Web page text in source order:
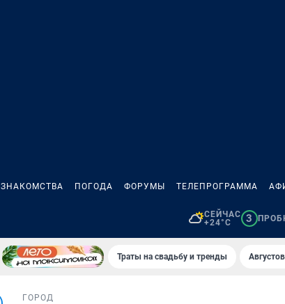
ЗНАКОМСТВА ПОГОДА ФОРУМЫ ТЕЛЕПРОГРАММА
СЕЙЧАС
+24°C
3
Траты на свадьбу и тренды
ГОРОД